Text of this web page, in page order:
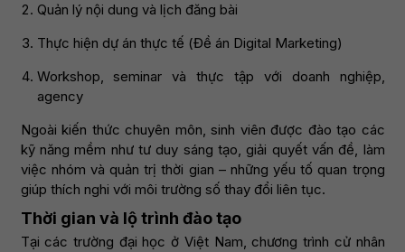
Quản lý nội dung và lịch đăng bài
Thực hiện dự án thực tế (Đề án Digital Marketing)
Workshop, seminar và thực tập với doanh nghiệp,
agency
Ngoài kiến thức chuyên môn, sinh viên được đào tạo các
kỹ năng mềm như tư duy sáng tạo, giải quyết vấn đề, làm
việc nhóm và quản trị thời gian – những yếu tố quan trọng
giúp thích nghi với môi trường số thay đổi liên tục.
Thời gian và lộ trình đào tạo
Tại các trường đại học ở Việt Nam, chương trình cử nhân